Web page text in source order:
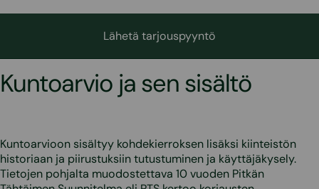
Lähetä tarjouspyyntö
Kuntoarvio ja sen sisältö
Kuntoarvioon sisältyy kohdekierroksen lisäksi kiinteistön
historiaan ja piirustuksiin tutustuminen ja käyttäjäkysely.
Tietojen pohjalta muodostettava 10 vuoden Pitkän